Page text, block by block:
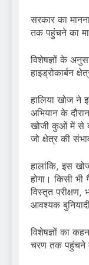
सरकार का
तक पहुंचने का
विशेषज्ञों के
हाइड्रोकार्बन
हालिया खोज ने
अभियान के
खोजी कुओं में से
जो क्षेत्र की
हालांकि, इस
होगा। किसी
विस्तृत
आवश्यक
विशेषज्ञों का
चरण तक पहुंचने